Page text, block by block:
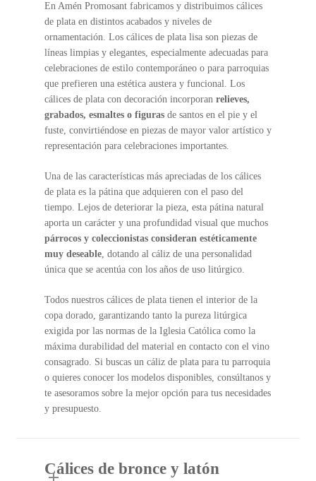
En Amén Promosant fabricamos y distribuimos cálices
de plata en distintos acabados y niveles de
ornamentación. Los cálices de plata lisa son piezas de
líneas limpias y elegantes, especialmente adecuadas para
celebraciones de estilo contemporáneo o para parroquias
que prefieren una estética austera y funcional. Los
cálices de plata con decoración incorporan relieves,
grabados, esmaltes o figuras de santos en el pie y el
fuste, convirtiéndose en piezas de mayor valor artístico y
representación para celebraciones importantes.
Una de las características más apreciadas de los cálices
de plata es la pátina que adquieren con el paso del
tiempo. Lejos de deteriorar la pieza, esta pátina natural
aporta un carácter y una profundidad visual que muchos
párrocos y coleccionistas consideran estéticamente
muy deseable, dotando al cáliz de una personalidad
única que se acentúa con los años de uso litúrgico.
Todos nuestros cálices de plata tienen el interior de la
copa dorado, garantizando tanto la pureza litúrgica
exigida por las normas de la Iglesia Católica como la
máxima durabilidad del material en contacto con el vino
consagrado. Si buscas un cáliz de plata para tu parroquia
o quieres conocer los modelos disponibles, consúltanos y
te asesoramos sobre la mejor opción para tus necesidades
y presupuesto.
Cálices de bronce y latón